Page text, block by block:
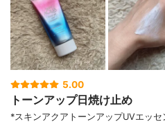
5.00
トーンアップ日焼け止め
*スキンアクアトーンアップUVエッ